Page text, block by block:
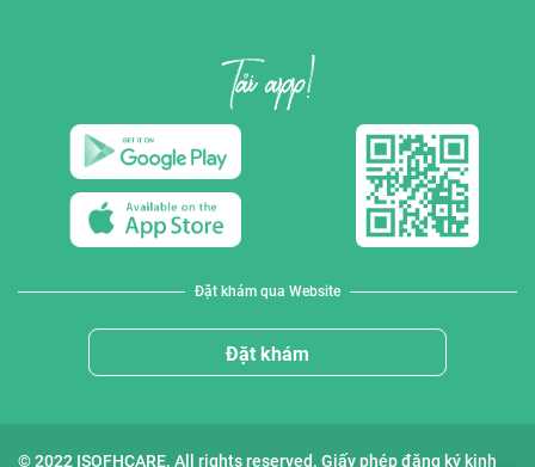
Đặt khám qua Website
Đặt khám
© 2022 ISOFHCARE. All rights reserved. Giấy phép đăng ký kinh